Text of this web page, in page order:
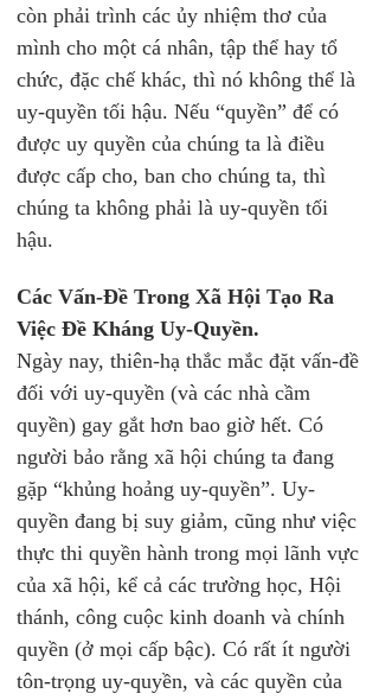
còn phải trình các ủy nhiệm thơ của
mình cho một cá nhân, tập thể hay tổ
chức, đặc chế khác, thì nó không thể là
uy-quyền tối hậu. Nếu “quyền” để có
được uy quyền của chúng ta là điều
được cấp cho, ban cho chúng ta, thì
chúng ta không phải là uy-quyền tối
hậu.
Các Vấn-Đề Trong Xã Hội Tạo Ra
Việc Đề Kháng Uy-Quyền.
Ngày nay, thiên-hạ thắc mắc đặt vấn-đề
đối với uy-quyền (và các nhà cầm
quyền) gay gắt hơn bao giờ hết. Có
người bảo rằng xã hội chúng ta đang
gặp “khủng hoảng uy-quyền”. Uy-
quyền đang bị suy giảm, cũng như việc
thực thi quyền hành trong mọi lãnh vực
của xã hội, kể cả các trường học, Hội
thánh, công cuộc kinh doanh và chính
quyền (ở mọi cấp bậc). Có rất ít người
tôn-trọng uy-quyền, và các quyền của